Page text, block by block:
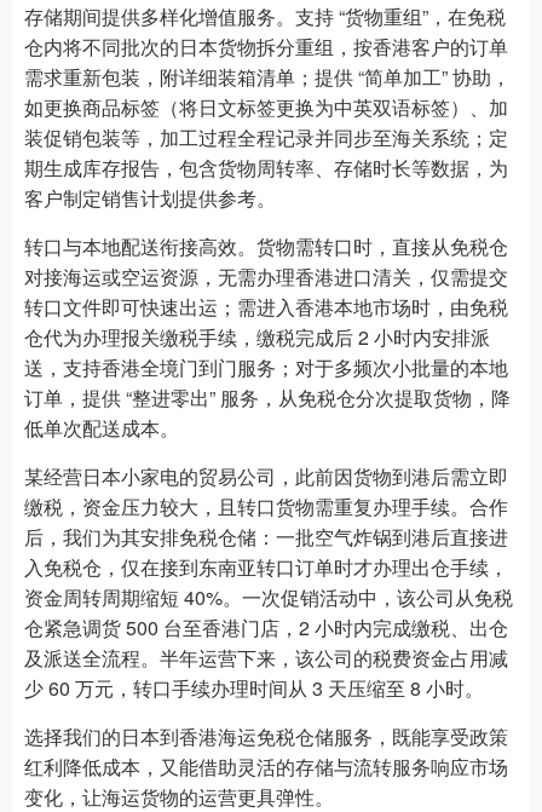
存储期间提供多样化增值服务。支持 “货物重组”，在免税
仓内将不同批次的日本货物拆分重组，按香港客户的订单
需求重新包装，附详细装箱清单；提供 “简单加工” 协助，
如更换商品标签（将日文标签更换为中英双语标签）、加
装促销包装等，加工过程全程记录并同步至海关系统；定
期生成库存报告，包含货物周转率、存储时长等数据，为
客户制定销售计划提供参考。
转口与本地配送衔接高效。货物需转口时，直接从免税仓
对接海运或空运资源，无需办理香港进口清关，仅需提交
转口文件即可快速出运；需进入香港本地市场时，由免税
仓代为办理报关缴税手续，缴税完成后 2 小时内安排派
送，支持香港全境门到门服务；对于多频次小批量的本地
订单，提供 “整进零出” 服务，从免税仓分次提取货物，降
低单次配送成本。
某经营日本小家电的贸易公司，此前因货物到港后需立即
缴税，资金压力较大，且转口货物需重复办理手续。合作
后，我们为其安排免税仓储：一批空气炸锅到港后直接进
入免税仓，仅在接到东南亚转口订单时才办理出仓手续，
资金周转周期缩短 40%。一次促销活动中，该公司从免税
仓紧急调货 500 台至香港门店，2 小时内完成缴税、出仓
及派送全流程。半年运营下来，该公司的税费资金占用减
少 60 万元，转口手续办理时间从 3 天压缩至 8 小时。
选择我们的日本到香港海运免税仓储服务，既能享受政策
红利降低成本，又能借助灵活的存储与流转服务响应市场
变化，让海运货物的运营更具弹性。